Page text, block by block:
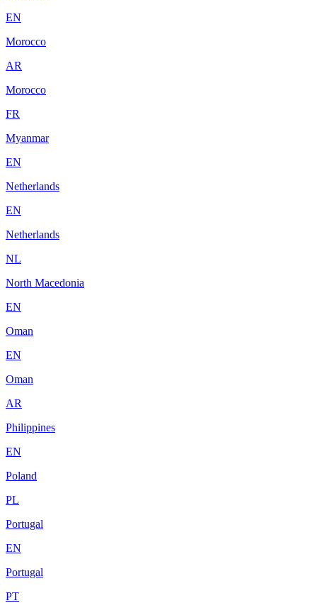
EN
Morocco
AR
Morocco
FR
Myanmar
EN
Netherlands
EN
Netherlands
NL
North Macedonia
EN
Oman
EN
Oman
AR
Philippines
EN
Poland
PL
Portugal
EN
Portugal
PT